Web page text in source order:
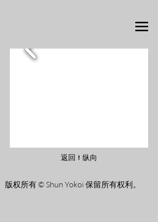
返回 t 纵向
版权所有 © Shun Yokoi 保留所有权利。